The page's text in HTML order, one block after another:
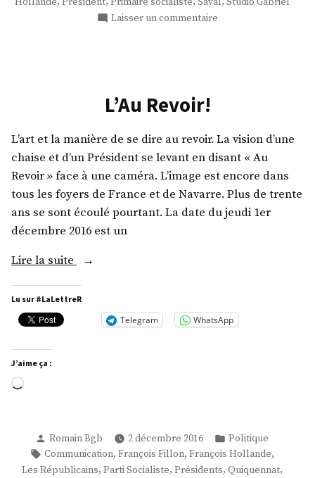
Laisser un commentaire
L’Au Revoir!
L’art et la manière de se dire au revoir. La vision d’une
chaise et d’un Président se levant en disant « Au
Revoir » face à une caméra. L’image est encore dans
tous les foyers de France et de Navarre. Plus de trente
ans se sont écoulé pourtant. La date du jeudi 1er
décembre 2016 est un
Lire la suite
« L’Au
Lu sur #LaLettreR
Telegram WhatsApp
J’aime ça :
Chargement…
Publié
par
Romain Bgb 2 décembre 2016
Publié
dans
Politique
Étiquettes :
Communication, François Fillon, François Hollande,
Les Républicains, Parti Socialiste, Présidents, Quiquennat,